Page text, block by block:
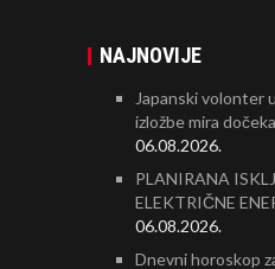
NAJNOVIJE
Japanski volonter
izložbe mira
06.08.2026.
PLANIRANA
ELEKTRIČNE
06.08.2026.
Dnevni horoskop